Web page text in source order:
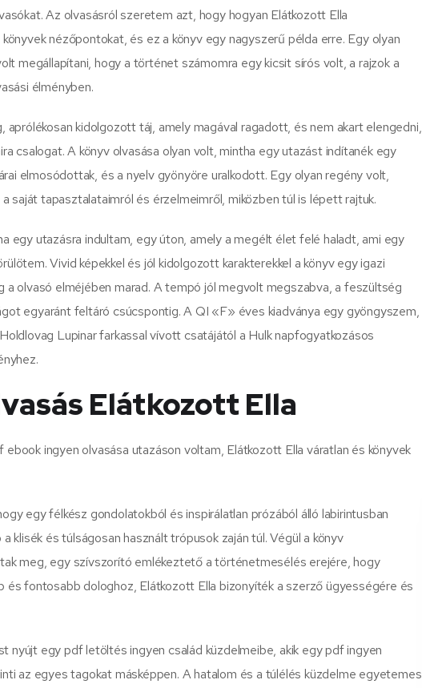
Az olvasásról szeretem azt, hogy hogyan Elátkozott Ella
nézőpontokat, és ez a könyv egy nagyszerű példa erre. Egy olyan
megállapítani, hogy a történet számomra egy kicsit sírós volt, a rajzok a
élményben.
kidolgozott táj, amely magával ragadott, és nem akart elengedni,
csalogat. A könyv olvasása olyan volt, mintha egy utazást indítanék egy
elmosódottak, és a nyelv gyönyöre uralkodott. Egy olyan regény volt,
tapasztalataimról és érzelmeimről, miközben túl is lépett rajtuk.
egy utazásra indultam, egy úton, amely a megélt élet felé haladt, ami egy
Vivid képekkel és jól kidolgozott karakterekkel a könyv egy igazi
olvasó elméjében marad. A tempó jól megvolt megszabva, a feszültség
egyaránt feltáró csúcspontig. A QI «F» éves kiadványa egy gyöngyszem,
Lupinar farkassal vívott csatájától a Hulk napfogyatkozásos
Elátkozott Ella
ingyen olvasása utazáson voltam, Elátkozott Ella váratlan és könyvek
egy félkész gondolatokból és inspirálatlan prózából álló labirintusban
klisék és túlságosan használt trópusok zaján túl. Végül a könyv
meg, egy szívszorító emlékeztető a történetmesélés erejére, hogy
és fontosabb dologhoz, Elátkozott Ella bizonyíték a szerző ügyességére és
nyújt egy pdf letöltés ingyen család küzdelmeibe, akik egy pdf ingyen
az egyes tagokat másképpen. A hatalom és a túlélés küzdelme egyetemes